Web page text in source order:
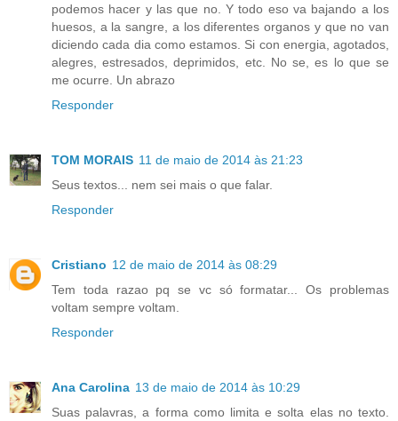
podemos hacer y las que no. Y todo eso va bajando a los
huesos, a la sangre, a los diferentes organos y que no van
diciendo cada dia como estamos. Si con energia, agotados,
alegres, estresados, deprimidos, etc. No se, es lo que se
me ocurre. Un abrazo
Responder
TOM MORAIS 11 de maio de 2014 às 21:23
Seus textos... nem sei mais o que falar.
Responder
Cristiano 12 de maio de 2014 às 08:29
Tem toda razao pq se vc só formatar... Os problemas
voltam sempre voltam.
Responder
Ana Carolina 13 de maio de 2014 às 10:29
Suas palavras, a forma como limita e solta elas no texto.